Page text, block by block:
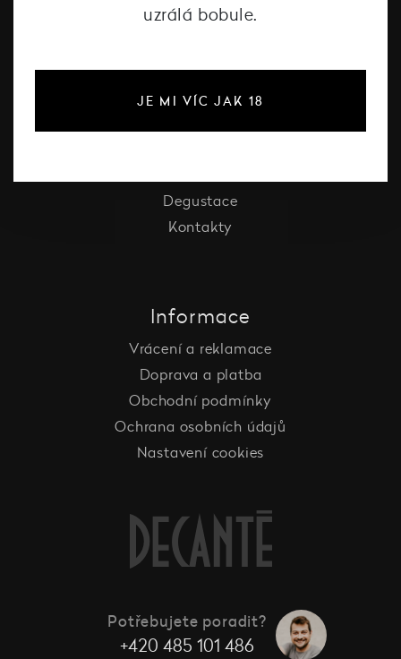
O Decanté
O Decanté
Degustace
Kontakty
Informace
Vrácení a reklamace
Doprava a platba
Obchodní podmínky
Ochrana osobních údajů
Nastavení cookies
Potřebujete poradit?
+420 485 101 486
uzrálá bobule.
JE MI VÍC JAK 18